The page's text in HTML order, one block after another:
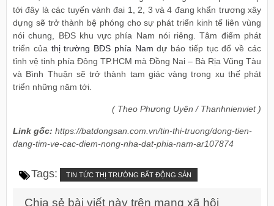
tới đây là các tuyến vành đai 1, 2, 3 và 4 đang khẩn trương xây
dựng sẽ trở thành bệ phóng cho sự phát triển kinh tế liên vùng
nói chung, BĐS khu vực phía Nam nói riêng. Tâm điểm phát
triển của thị trường BĐS phía Nam dự báo tiếp tục đổ về các
tỉnh vệ tinh phía Đông TP.HCM mà Đồng Nai – Bà Rịa Vũng Tàu
và Bình Thuận sẽ trở thành tam giác vàng trong xu thế phát
triển những năm tới.
( Theo Phương Uyên / Thanhnienviet )
Link gốc: https://batdongsan.com.vn/tin-thi-truong/dong-tien-
dang-tim-ve-cac-diem-nong-nha-dat-phia-nam-ar107874
Tags: TIN TỨC THỊ TRƯỜNG BẤT ĐỘNG SẢN
Chia sẻ bài viết này trên mạng xã hội